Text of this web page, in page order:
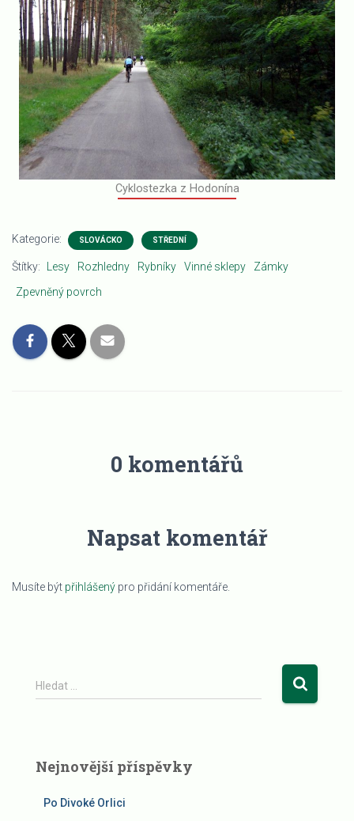
Cyklostezka z Hodonína
Kategorie: SLOVÁCKO STŘEDNÍ
Štítky: Lesy Rozhledny Rybníky Vinné sklepy
Zámky
Zpevněný povrch
0 komentářů
Napsat komentář
Musíte být přihlášený pro přidání komentáře.
V
y
d
Hledat …
Nejnovější příspěvky
Po Divoké Orlici